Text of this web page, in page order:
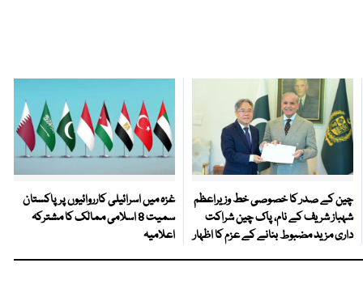
چین کے صدر کا خصوصی خط وزیراعظم
شہباز شریف کے نام، پاک چین شراکت
داری مزید مضبوط بنانے کے عزم کا اظہار
غزہ میں اسرائیلی کارروائیوں پر پاکستان
سمیت 8 اسلامی ممالک کا مشترکہ
اعلامیہ